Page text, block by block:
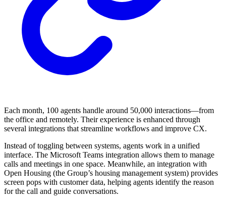
Each month, 100 agents handle around 50,000 interactions—from
the office and remotely. Their experience is enhanced through
several integrations that streamline workflows and improve CX.
Instead of toggling between systems, agents work in a unified
interface. The Microsoft Teams integration allows them to manage
calls and meetings in one space. Meanwhile, an integration with
Open Housing (the Group’s housing management system) provides
screen pops with customer data, helping agents identify the reason
for the call and guide conversations.